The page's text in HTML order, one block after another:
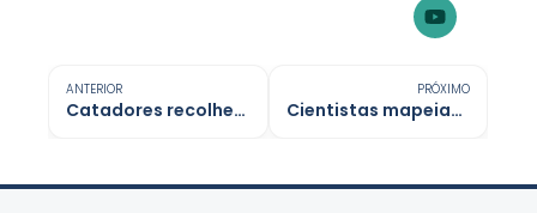
ANTERIOR
Catadores recolhem 12 toneladas de resíduos na Rondônia Rural Show
PRÓXIMO
Cientistas mapeiam rede com mil estradas antigas de indígenas no Acre